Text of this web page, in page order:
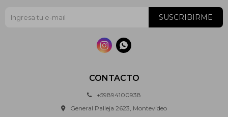
CONTACTO
+59894100938
General Palleja 2623, Montevideo
SUSCRIBIRME
 